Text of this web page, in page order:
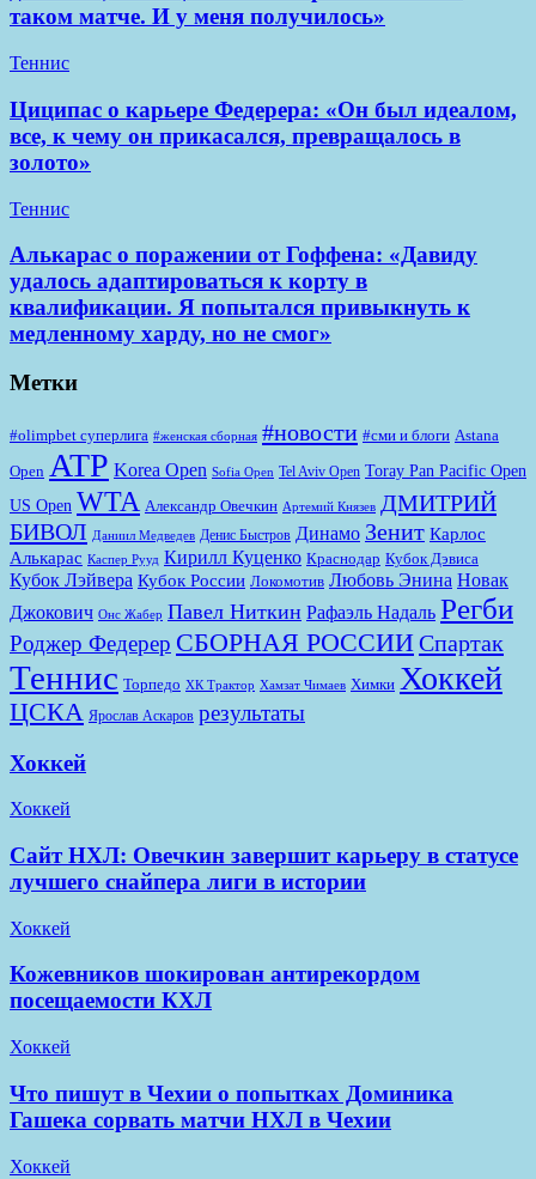
таком матче. И у меня получилось»
Теннис
Циципас о карьере Федерера: «Он был идеалом,
все, к чему он прикасался, превращалось в
золото»
Теннис
Алькарас о поражении от Гоффена: «Давиду
удалось адаптироваться к корту в
квалификации. Я попытался привыкнуть к
медленному харду, но не смог»
Метки
#olimpbet суперлига #женская сборная #новости #сми и блоги Astana
Open ATP Korea Open Sofia Open Tel Aviv Open Toray Pan Pacific Open
US Open WTA Александр Овечкин Артемий Князев ДМИТРИЙ
БИВОЛ Даниил Медведев Денис Быстров Динамо Зенит Карлос
Алькарас Каспер Рууд Кирилл Куценко Краснодар Кубок Дэвиса
Кубок Лэйвера Кубок России Локомотив Любовь Энина Новак
Джокович Онс Жабер Павел Ниткин Рафаэль Надаль Регби
Роджер Федерер СБОРНАЯ РОССИИСпартак
Теннис Торпедо ХК Трактор Хамзат Чимаев Химки Хоккей
ЦСКА Ярослав Аскаров результаты
Хоккей
Хоккей
Сайт НХЛ: Овечкин завершит карьеру в статусе
лучшего снайпера лиги в истории
Хоккей
Кожевников шокирован антирекордом
посещаемости КХЛ
Хоккей
Что пишут в Чехии о попытках Доминика
Гашека сорвать матчи НХЛ в Чехии
Хоккей